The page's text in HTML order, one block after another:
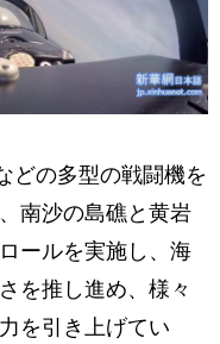
どの多型の戦闘機を
南沙の島礁と黄岩
ールを実施し、海
を推し進め、様々
を引き上げてい